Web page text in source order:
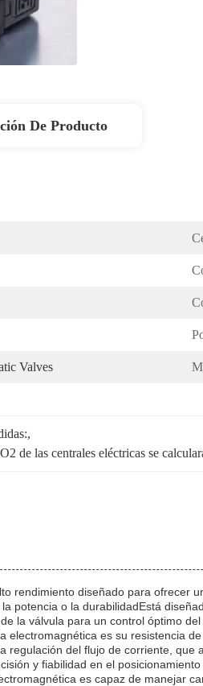
De Producto
Valves
,
de las centrales eléctricas se
rendimiento diseñado para ofrecer
potencia o la durabilidadEstá
la válvula para un control óptimo del
es su resistencia
regulación del flujo de corriente,
y fiabilidad en el posicionamiento
es capaz de manejar